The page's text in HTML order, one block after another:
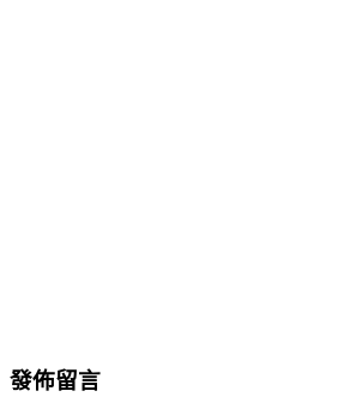
發佈留言